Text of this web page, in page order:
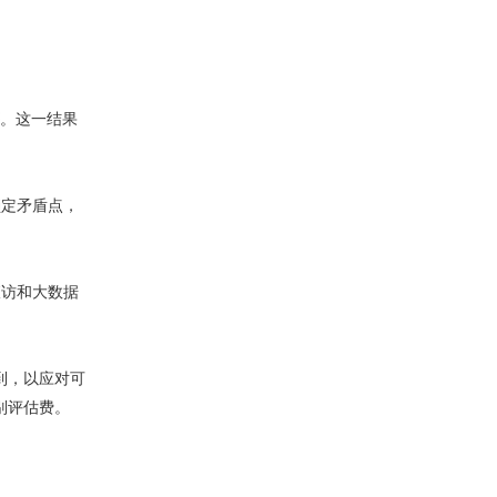
这一结果
矛盾点，
和大数据
，以应对可
估费。